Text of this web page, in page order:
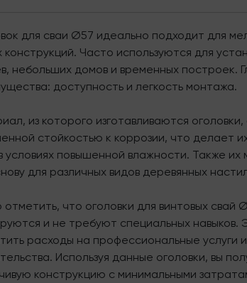
для сваи Ø57 идеально подходит для
конструкций. Часто используются для
небольших домов и временных построек.
доступность и легкость монтажа.
из которого изготавливаются
стойкостью к коррозии, что делает
условиях повышенной влажности. Также их
для различных видов деревянных
что оголовки для винтовых свай
и не требуют специальных навыков.
расходы на профессиональные услуги
Используя данные оголовки, вы
конструкцию с минимальными